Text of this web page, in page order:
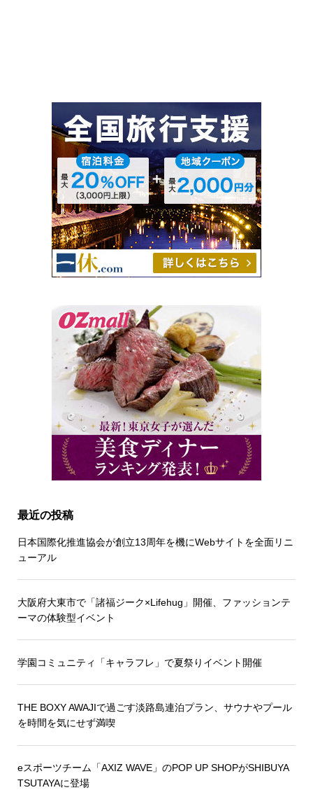
最近の投稿
日本国際化推進協会が創立13周年を機にWebサイトを全面リニ
ューアル
大阪府大東市で「諸福ジーク×Lifehug」開催、ファッションテ
ーマの体験型イベント
学園コミュニティ「キャラフレ」で夏祭りイベント開催
THE BOXY AWAJIで過ごす淡路島連泊プラン、サウナやプール
を時間を気にせず満喫
eスポーツチーム「AXIZ WAVE」のPOP UP SHOPがSHIBUYA
TSUTAYAに登場